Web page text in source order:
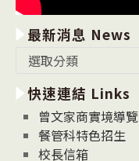
最新消息 News
消
息
News
選取分類
快速連結 Links
曾文家商實境導覽
餐管科特色招生
校長信箱